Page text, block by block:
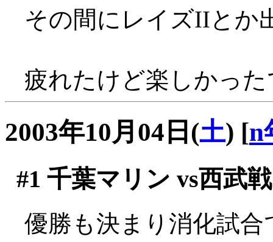
その間にレイズIIとか
疲れたけど楽しかっ
2003年10月04日(土) [n
#1 千葉マリン vs西武戦
優勝も決まり消化試